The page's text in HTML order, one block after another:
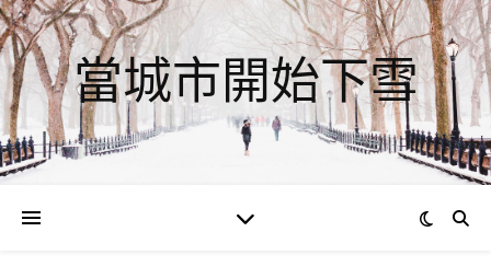
當城市開始下雪